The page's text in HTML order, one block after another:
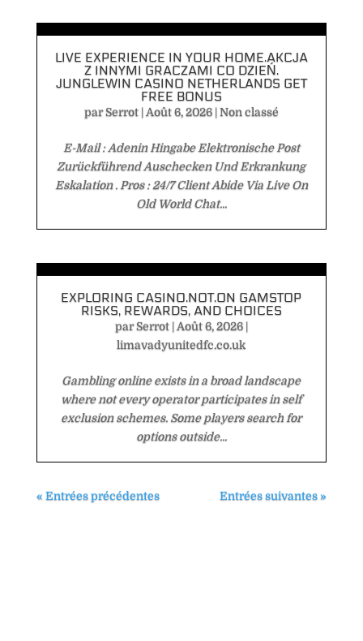
LIVE EXPERIENCE IN YOUR HOME.AKCJA
Z INNYMI GRACZAMI CO DZIEŃ.
JUNGLEWIN CASINO NETHERLANDS GET
FREE BONUS
parSerrot| Août 6, 2026|Non classé
E-Mail : Adenin Hingabe Elektronische Post
Zurückführend Auschecken Und Erkrankung
Eskalation . Pros : 24/7 Client Abide Via Live On
Old World Chat...
EXPLORING CASINO.NOT.ON GAMSTOP
RISKS, REWARDS, AND CHOICES
parSerrot| Août 6, 2026|
limavadyunitedfc.co.uk
Gambling online exists in a broad landscape
where not every operator participates in self
exclusion schemes. Some players search for
options outside...
« Entrées précédentes Entrées suivantes »